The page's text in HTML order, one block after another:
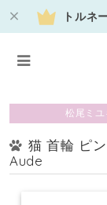
トルネ
松尾ミ
猫 首輪 ピ
Aude